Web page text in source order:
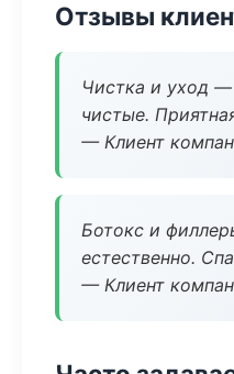
Отзывы
Чистка и уход
чистые.
— Клиент
Ботокс и
естественно.
— Клиент